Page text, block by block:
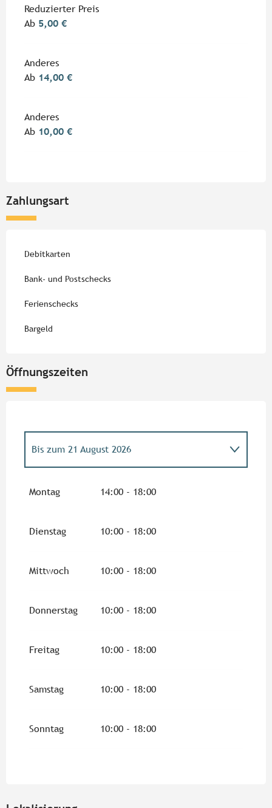
Reduzierter Preis
Ab 5,00 €
Anderes
Ab 14,00 €
Anderes
Ab 10,00 €
Zahlungsart
Debitkarten
Bank- und Postschecks
Ferienschecks
Bargeld
Öffnungszeiten
Bis zum 21 August 2026
Montag 14:00 - 18:00
Dienstag 10:00 - 18:00
Mittwoch 10:00 - 18:00
Donnerstag 10:00 - 18:00
Freitag 10:00 - 18:00
Samstag 10:00 - 18:00
Sonntag 10:00 - 18:00